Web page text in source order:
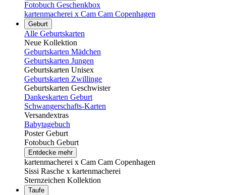
Fotobuch Geschenkbox
kartenmacherei x Cam Cam Copenhagen
Geburt
Alle Geburtskarten
Neue Kollektion
Geburtskarten Mädchen
Geburtskarten Jungen
Geburtskarten Unisex
Geburtskarten Zwillinge
Geburtskarten Geschwister
Dankeskarten Geburt
Schwangerschafts-Karten
Versandextras
Babytagebuch
Poster Geburt
Fotobuch Geburt
Entdecke mehr
kartenmacherei x Cam Cam Copenhagen
Sissi Rasche x kartenmacherei
Sternzeichen Kollektion
Taufe